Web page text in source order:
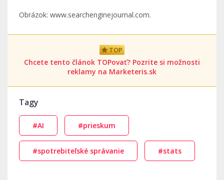
Obrázok: www.searchenginejournal.com.
TOP
Chcete tento článok TOPovať? Pozrite si možnosti
reklamy na Marketeris.sk
Tagy
#AI #prieskum
#spotrebiteľské správanie #stats